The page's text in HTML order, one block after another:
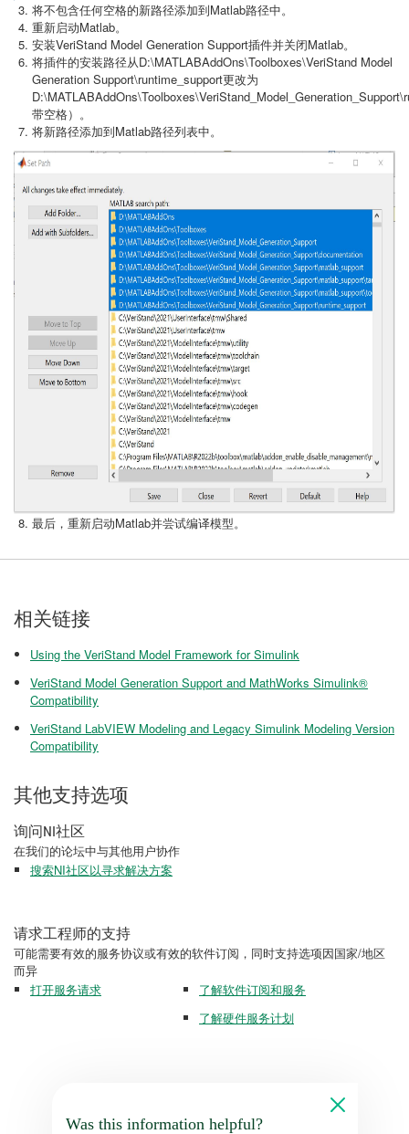
将不包含任何空格的新路径添加到Matlab路径中。
重新启动Matlab。
安装VeriStand Model Generation Support插件并关闭Matlab。
将插件的安装路径从D:\MATLABAddOns\Toolboxes\VeriStand Model
Generation Support\runtime_support更改为
带空格）。
将新路径添加到Matlab路径列表中。
最后，重新启动Matlab并尝试编译模型。
相关链接
Using the VeriStand Model Framework for Simulink
VeriStand Model Generation Support and MathWorks Simulink®
Compatibility
VeriStand LabVIEW Modeling and Legacy Simulink Modeling Version
Compatibility
其他支持选项
询问NI社区
在我们的论坛中与其他用户协作
搜索NI社区以寻求解决方案
请求工程师的支持
可能需要有效的服务协议或有效的软件订阅，同时支持选项因国家/地区
而异
打开服务请求
了解软件订阅和服务
了解硬件服务计划
Was this information helpful?